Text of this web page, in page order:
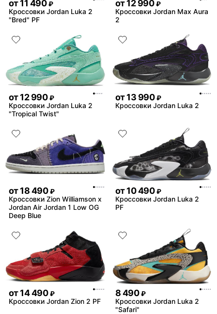
от11 490 ₽
Кроссовки Jordan Luka 2
"Bred" PF
от12 990 ₽
Кроссовки Jordan Max Aura
2
от12 990 ₽
Кроссовки Jordan Luka 2
"Tropical Twist"
от13 990 ₽
Кроссовки Jordan Luka 2
от18 490 ₽
Кроссовки Zion Williamson x
Jordan Air Jordan 1 Low OG
Deep Blue
от10 490 ₽
Кроссовки Jordan Luka 2
PF
от14 490 ₽
Кроссовки Jordan Zion 2 PF
8 490 ₽
Кроссовки Jordan Luka 2
"Safari"